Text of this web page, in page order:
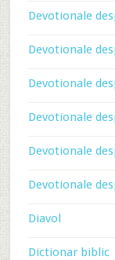
Devotionale
Devotionale
Devotionale
Devotionale
Devotionale
Devotionale
Diavol
Dictionar biblic